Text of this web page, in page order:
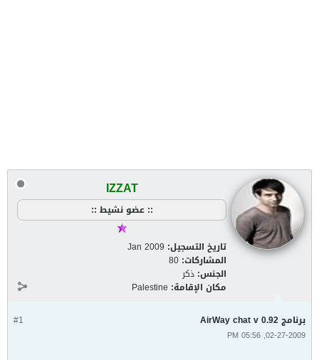
IZZAT
:: عضو نشيط ::
تاريخ التسجيل: Jan 2009
المشاركات: 80
الجنس: ذكر
مكان الإقامة: Palestine
#1 برنامج AirWay chat v 0.92
02-27-2009, 05:56 PM